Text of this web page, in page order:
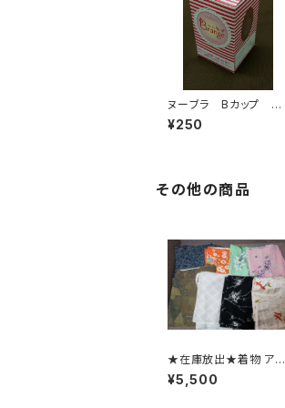
ヌーブラ Bカップ ピ
ンク ブランジェ bra
nge 卸OK 50個ま
¥250
その他の商品
★在庫放出★着物 アソ
ート●大量/まとめ売り/
仕入れ/卸/福袋/着付
¥5,500